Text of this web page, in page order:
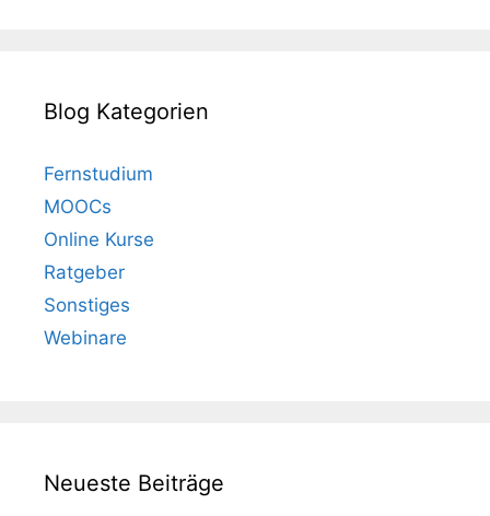
Blog Kategorien
Fernstudium
MOOCs
Online Kurse
Ratgeber
Sonstiges
Webinare
Neueste Beiträge